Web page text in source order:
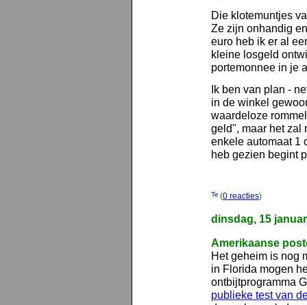
Die klotemuntjes
Ze zijn onhandig
euro heb ik er al
kleine losgeld
portemonnee in je
Ik ben van plan -
in de winkel
waardeloze
geld", maar het zal
enkele automaat 1
heb gezien begint
(0 reacties)
dinsdag, 15
Amerikaanse
Het geheim is nog
in Florida mogen
ontbijtprogramma
publieke test van